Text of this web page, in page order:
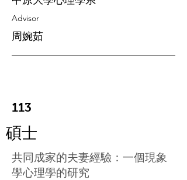
Advisor
周婉茹
113
碩士
共同成家的夫妻經驗：一個現象
學心理學的研究